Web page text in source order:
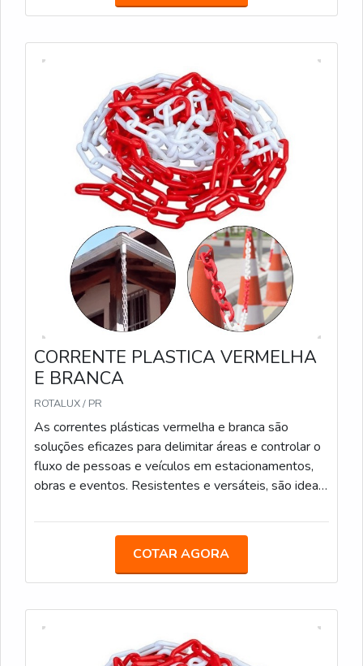
CORRENTE PLASTICA VERMELHA
E BRANCA
ROTALUX / PR
As correntes plásticas vermelha e branca são
soluções eficazes para delimitar áreas e controlar o
fluxo de pessoas e veículos em estacionamentos,
obras e eventos. Resistentes e versáteis, são ideais
utilizadas para calha de chuva. Elos de 6mm e 8mm
COTAR AGORA